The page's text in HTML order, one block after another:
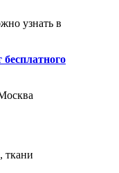
узнать в
ткани